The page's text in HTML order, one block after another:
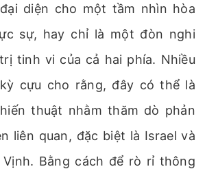
diện cho một tầm nhìn hòa
sự, hay chỉ là một đòn nghi
tinh vi của cả hai phía. Nhiều
cựu cho rằng, đây có thể là
thuật nhằm thăm dò phản
liên quan, đặc biệt là Israel và
Bằng cách để rò rỉ thông